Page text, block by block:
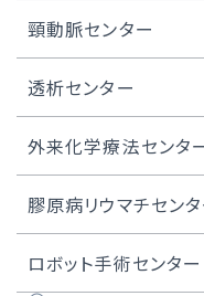
リード抜去について
実績
咽頭がん
喉頭がん
上顎洞がん
唾液腺がん
甲状腺がん
医師紹介
内視鏡センター長
ASO治療センター
閉塞性動脈硬化症
ASOの治療例
難易度の高い治療
頸動脈センター
頸動脈センターにつ
頸動脈ステント留置
難易度の高いCAS
医師紹介
透析センター
透析センターについ
外来化学療法センタ
外来化学療法セン
化学療法レジメン一
膠原病リウマチセン
膠原病リウマチセ
ロボット手術センター